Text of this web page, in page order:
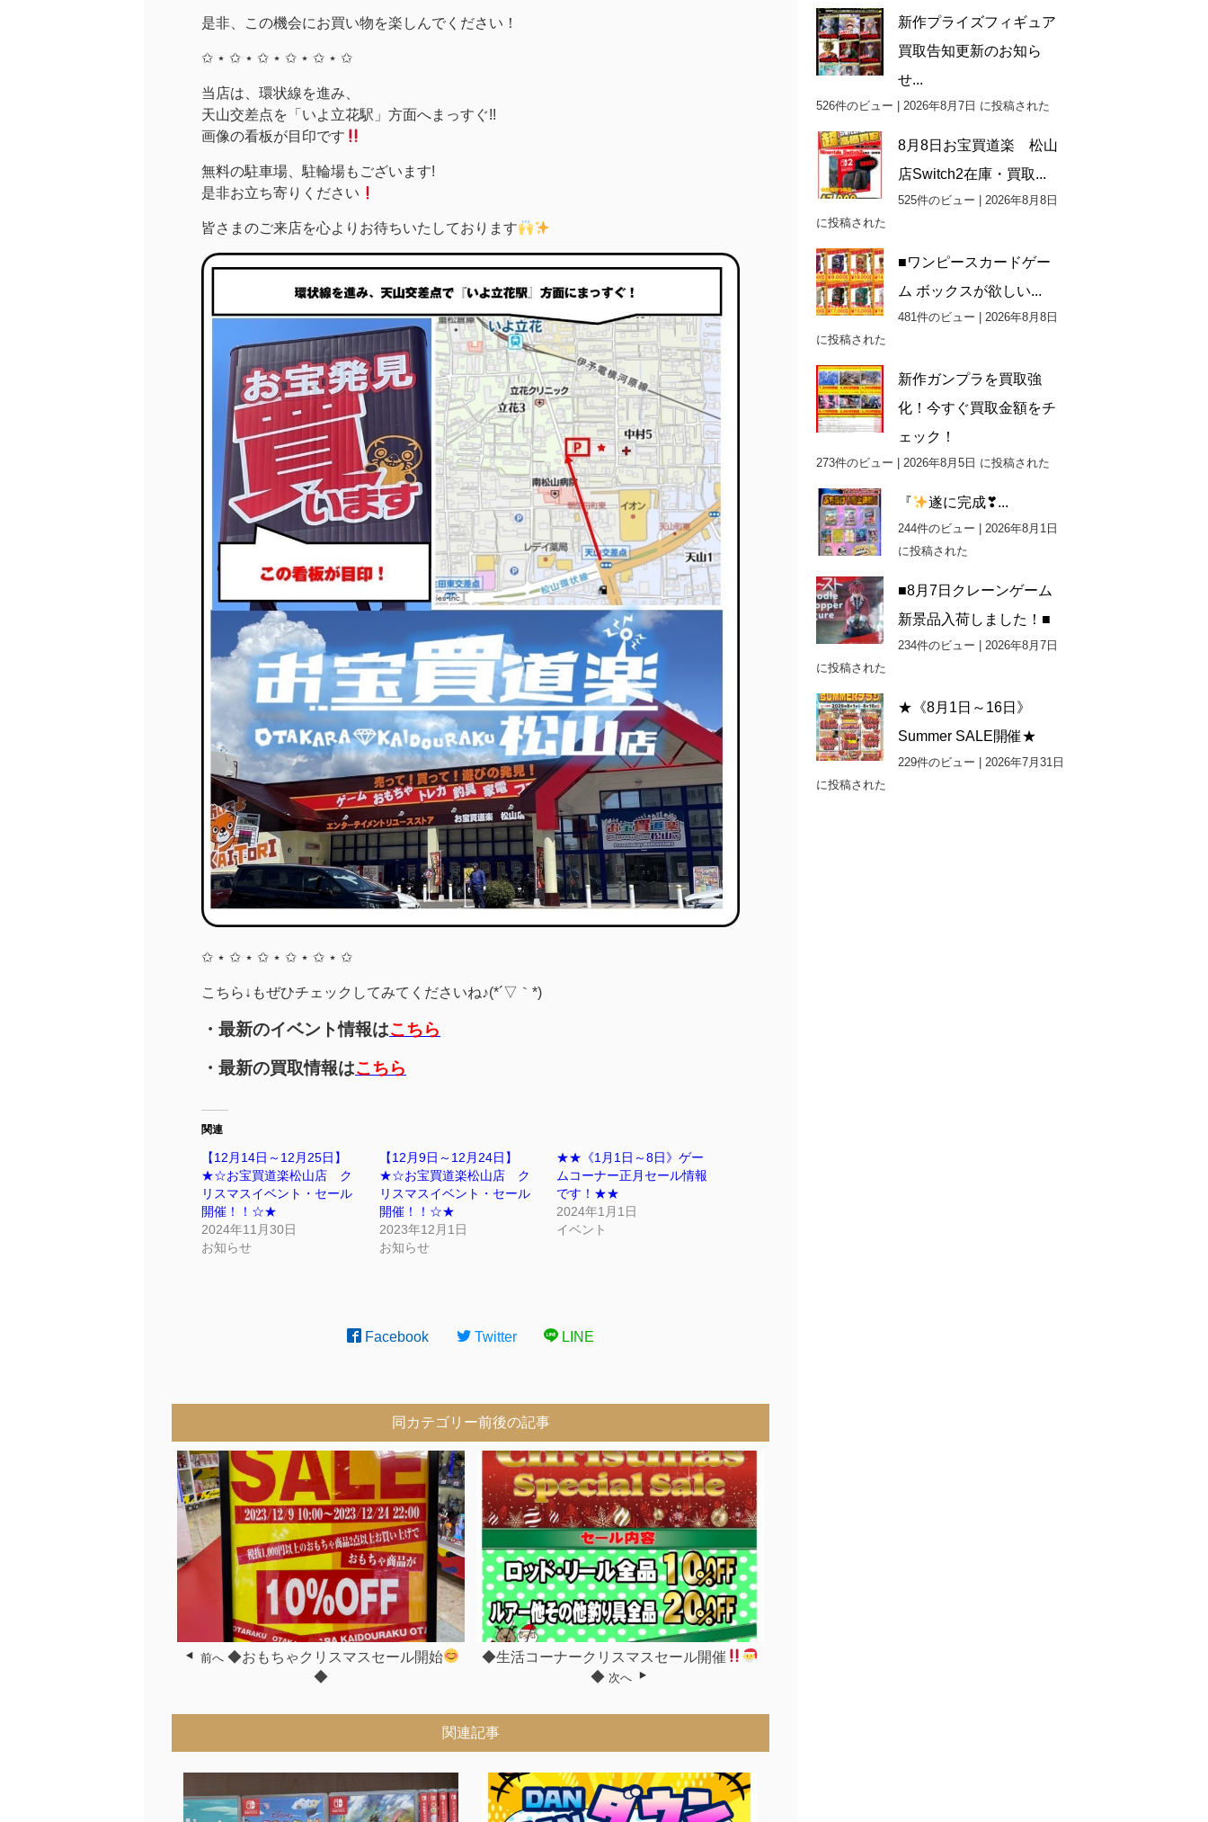
是非、この機会にお買い物を楽しんでください！
✩ ⋆ ✩ ⋆ ✩ ⋆ ✩ ⋆ ✩ ⋆ ✩
当店は、環状線を進み、
天山交差点を「いよ立花駅」方面へまっすぐ!!
画像の看板が目印です
無料の駐車場、駐輪場もございます!
是非お立ち寄りください
皆さまのご来店を心よりお待ちいたしております
✩ ⋆ ✩ ⋆ ✩ ⋆ ✩ ⋆ ✩ ⋆ ✩
こちら↓もぜひチェックしてみてくださいね♪(*´▽｀*)
・最新のイベント情報はこちら
・最新の買取情報はこちら
関連
【12月14日～12月25日】
★☆お宝買道楽松山店 ク
リスマスイベント・セール
開催！！☆★
2024年11月30日
お知らせ
【12月9日～12月24日】
★☆お宝買道楽松山店 ク
リスマスイベント・セール
開催！！☆★
2023年12月1日
お知らせ
★★《1月1日～8日》ゲー
ムコーナー正月セール情報
です！★★
2024年1月1日
イベント
Facebook Twitter LINE
同カテゴリー前後の記事
前へ ◆おもちゃクリスマスセール開始
◆
◆生活コーナークリスマスセール開催
◆ 次へ
関連記事
新作プライズフィギュア
買取告知更新のお知ら
せ...
526件のビュー 2026年8月7日 に投稿された
8月8日お宝買道楽 松山
店Switch2在庫・買取...
525件のビュー
2026年8月8日
に投稿された
■ワンピースカードゲー
ム ボックスが欲しい...
481件のビュー
2026年8月8日
に投稿された
新作ガンプラを買取強
化！今すぐ買取金額をチ
ェック！
273件のビュー 2026年8月5日 に投稿された
『 遂に完成❣...
244件のビュー
2026年8月1日
に投稿された
■8月7日クレーンゲーム
新景品入荷しました！■
234件のビュー
2026年8月7日
に投稿された
★《8月1日～16日》
Summer SALE開催★
229件のビュー
2026年7月31日
に投稿された